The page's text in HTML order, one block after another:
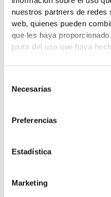
nuestros partners de
web, quienes pueden
que les haya
partir del uso que haya
Necesarias
Preferencias
Estadística
Marketing